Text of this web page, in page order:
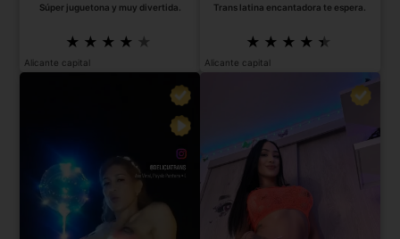
Súper juguetona y muy divertida.
Alicante capital
Trans latina encantadora te espera.
Alicante capital